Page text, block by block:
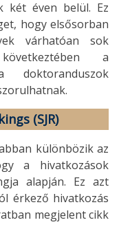
két éven belül. Ez
hogy elsősorban
várhatóan sok
a
doktoranduszok
(SJR)
különbözik az
a hivatkozások
alapján. Ez azt
érkező hivatkozás
megjelent cikk